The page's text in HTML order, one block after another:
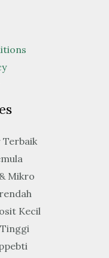
Terbaik
Mikro
Kecil